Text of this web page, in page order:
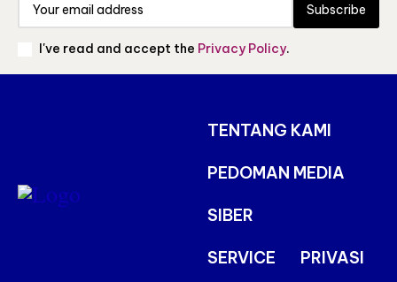
Subscribe
I've read and accept the Privacy Policy.
TENTANG KAMI
PEDOMAN MEDIA
SIBER
SERVICE PRIVASI